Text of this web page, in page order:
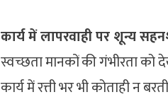
कार्य में लापरवाही पर शून्य
स्वच्छता मानकों की गंभीरता को
कार्य में रत्ती भर भी कोताही न